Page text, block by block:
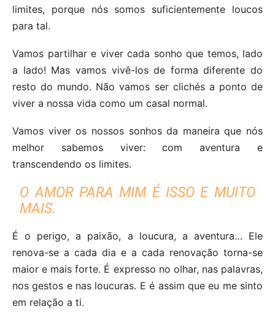
limites, porque nós somos suficientemente loucos
para tal.
Vamos partilhar e viver cada sonho que temos, lado
a lado! Mas vamos vivê-los de forma diferente do
resto do mundo. Não vamos ser clichés a ponto de
viver a nossa vida como um casal normal.
Vamos viver os nossos sonhos da maneira que nós
melhor sabemos viver: com aventura e
transcendendo os limites.
O AMOR PARA MIM É ISSO E MUITO
MAIS.
É o perigo, a paixão, a loucura, a aventura… Ele
renova-se a cada dia e a cada renovação torna-se
maior e mais forte. É expresso no olhar, nas palavras,
nos gestos e nas loucuras. E é assim que eu me sinto
em relação a ti.